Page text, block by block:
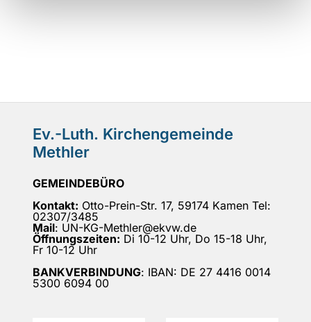
Ev.-Luth. Kirchengemeinde
Methler
GEMEINDEBÜRO
Kontakt: Otto-Prein-Str. 17, 59174 Kamen Tel:
02307/3485
Mail: UN-KG-Methler@ekvw.de
Öffnungszeiten: Di 10-12 Uhr, Do 15-18 Uhr,
Fr 10-12 Uhr
BANKVERBINDUNG: IBAN: DE 27 4416 0014
5300 6094 00